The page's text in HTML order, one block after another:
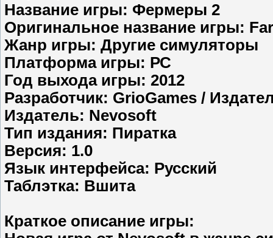
Название игры: Фермеры 2
Оригинальное название игры:
Жанр игры: Другие симуляторы
Платформа игры: РС
Год выхода игры: 2012
Разработчик: GrioGames /
Издатель: Nevosoft
Тип издания: Пиратка
Версия: 1.0
Язык интерфейса: Русский
Таблэтка: Вшита
Краткое описание игры: